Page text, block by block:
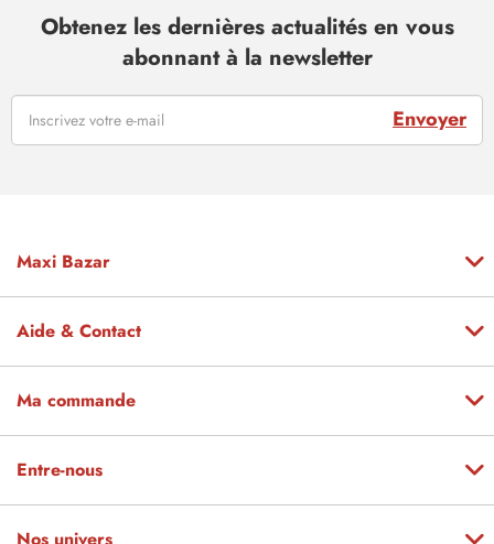
Obtenez les dernières actualités en vous
abonnant à la newsletter
Envoyer
Maxi Bazar
Aide & Contact
Ma commande
Entre-nous